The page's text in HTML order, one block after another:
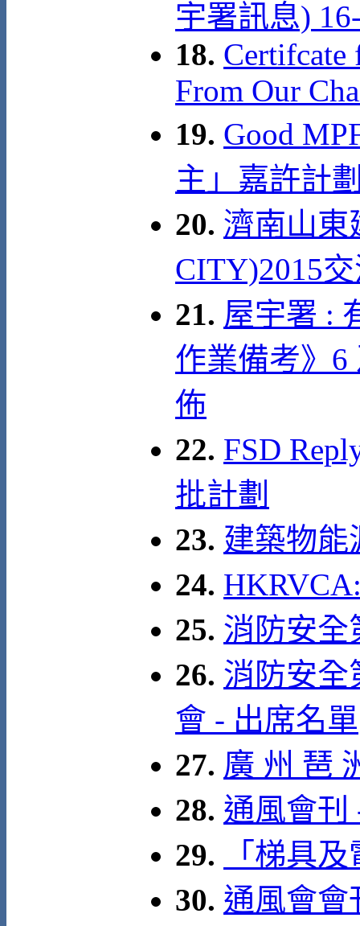
宇署訊息)
18. Certifcate
From Our
19. Good
主」嘉許計
20. 濟南山東
CITY)2015
21. 屋宇署 :
作業備考》6
佈
22. FSD
批計劃
23. 建築物能
24.
25. 消防安全
26. 消防安全
會 - 出席名單
27. 廣 州 琶
28. 通風會刊
29.
「梯具
30. 通風會會